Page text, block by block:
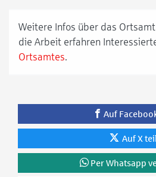
Weitere Infos über das
die Arbeit erfahren
Ortsamtes.
Auf
Auf X
Per Whatsapp